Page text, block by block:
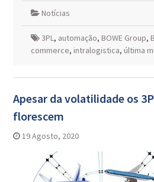
Notícias
3PL, automação, BOWE Group,
commerce, intralogistica, última
Apesar da volatilidade os
florescem
19 Agosto, 2020